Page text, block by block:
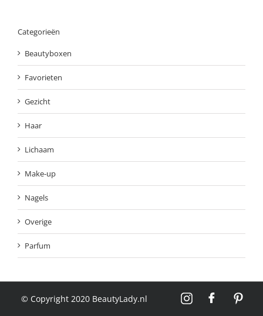
Categorieën
Beautyboxen
Favorieten
Gezicht
Haar
Lichaam
Make-up
Nagels
Overige
Parfum
© Copyright 2020 BeautyLady.nl